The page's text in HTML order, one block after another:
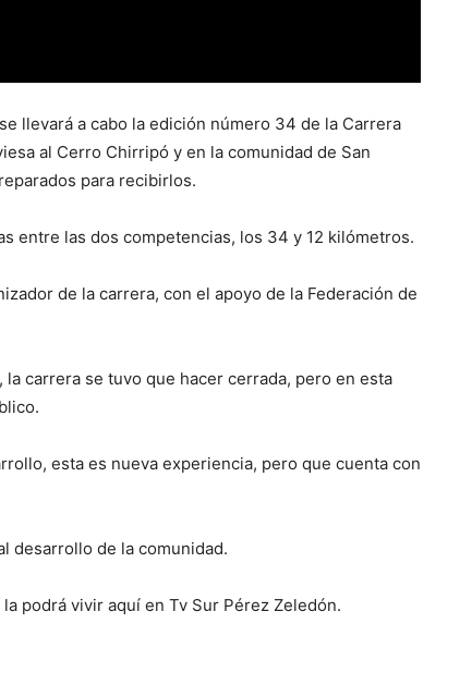
llevará a cabo la edición número 34 de la Carrera
al Cerro Chirripó y en la comunidad de San
para recibirlos.
entre las dos competencias, los 34 y 12 kilómetros.
de la carrera, con el apoyo de la Federación de
carrera se tuvo que hacer cerrada, pero en esta
esta es nueva experiencia, pero que cuenta con
desarrollo de la comunidad.
podrá vivir aquí en Tv Sur Pérez Zeledón.